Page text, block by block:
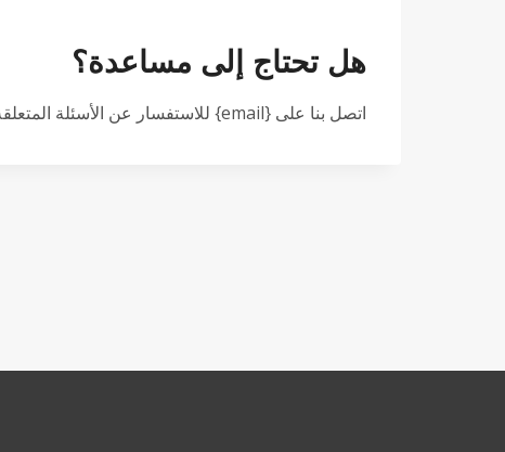
هل تحتاج إلى مساعدة؟
اتصل بنا على {email} للاستفسار عن الأسئلة المتعلقة بالمبالغ المستردة والمرتجعات.